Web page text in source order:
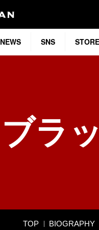
NEWS SNS STORE
ブラ
TOP BIOGRAPHY